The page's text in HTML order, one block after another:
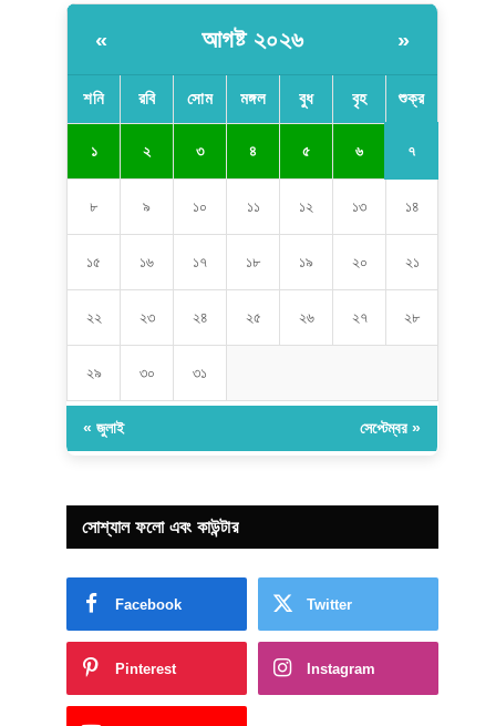
« আগষ্ট ২০২৬ »
শনি রবি সোম মঙ্গল বুধ বৃহ শুক্র
১ ২ ৩ ৪ ৫ ৬ ৭
৮ ৯ ১০ ১১ ১২ ১৩ ১৪
১৫ ১৬ ১৭ ১৮ ১৯ ২০ ২১
২২ ২৩ ২৪ ২৫ ২৬ ২৭ ২৮
২৯ ৩০ ৩১
« জুলাই সেপ্টেম্বর »
সোশ্যাল ফলো এবং কাউন্টার
Facebook Twitter
Pinterest Instagram